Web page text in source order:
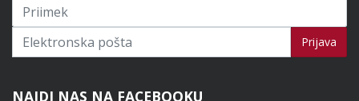
Prijavi se na novice Prijava
NAJDI NAS NA FACEBOOKU